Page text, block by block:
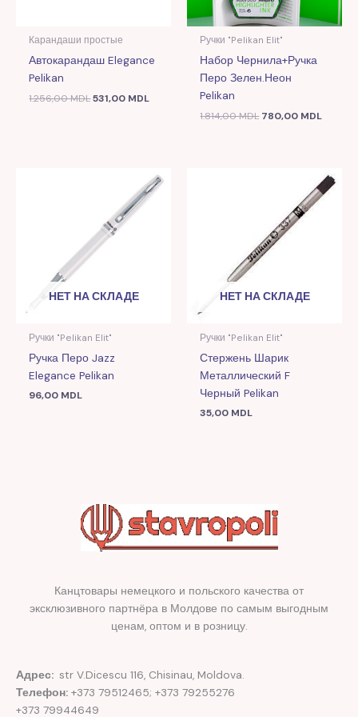
Карандаши простые
Автокарандаш Elegance
Pelikan
1.256,00MDL531,00 MDL
Ручки "Pelikan Elit"
Набор Чернила+ручка
Перо Зелен.неон
Pelikan
1.814,00MDL 780,00 MDL
НЕТ НА СКЛАДЕ
Ручки "Pelikan Elit"
Ручка Перо Jazz
Elegance Pelikan
96,00 MDL
НЕТ НА СКЛАДЕ
Ручки "Pelikan Elit"
Стержень Шарик
Металлический F
Черный Pelikan
35,00 MDL
Канцтовары немецкого и польского качества от
эксклюзивного партнёра в Молдове по самым выгодным
ценам, оптом и в розницу.
Адрес: str V.Dicescu 116, Chisinau, Moldova.
Телефон: +373 79512465; +373 79255276
+373 79944649